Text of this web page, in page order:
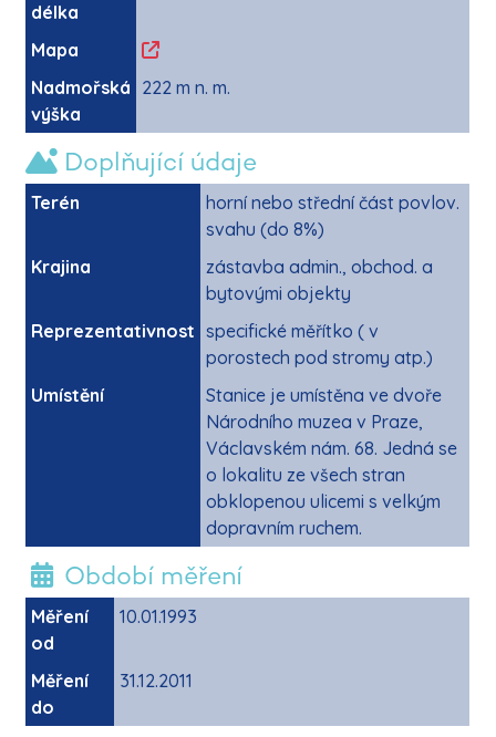
délka
Mapa
Nadmořská
výška
222 m n. m.
Doplňující údaje
Terén
horní nebo střední část povlov.
svahu (do 8%)
Krajina
zástavba admin., obchod. a
bytovými objekty
Reprezentativnost specifické měřítko ( v
porostech pod stromy atp.)
Umístění
Stanice je umístěna ve dvoře
Národního muzea v Praze,
Václavském nám. 68. Jedná se
o lokalitu ze všech stran
obklopenou ulicemi s velkým
dopravním ruchem.
Období měření
Měření
od
10.01.1993
Měření
do
31.12.2011